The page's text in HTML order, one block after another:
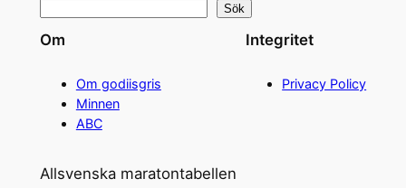
Sök
Om
Om godiisgris
Minnen
ABC
Integritet
Privacy Policy
Allsvenska maratontabellen